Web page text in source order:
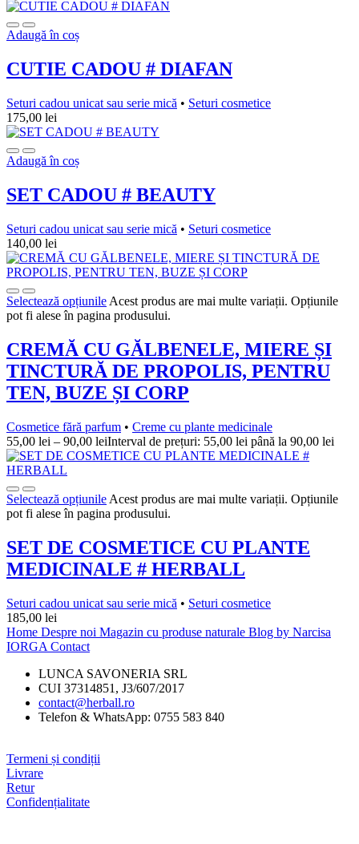
Adaugă în coș
CUTIE CADOU # DIAFAN
Seturi cadou unicat sau serie mică • Seturi cosmetice
175,00 lei
Adaugă în coș
SET CADOU # BEAUTY
Seturi cadou unicat sau serie mică • Seturi cosmetice
140,00 lei
Selectează opțiunile Acest produs are mai multe variații. Opțiunile
pot fi alese în pagina produsului.
CREMĂ CU GĂLBENELE, MIERE ȘI
TINCTURĂ DE PROPOLIS, PENTRU
TEN, BUZE ȘI CORP
Cosmetice fără parfum • Creme cu plante medicinale
55,00 lei – 90,00 leiInterval de prețuri: 55,00 lei până la 90,00 lei
Selectează opțiunile Acest produs are mai multe variații. Opțiunile
pot fi alese în pagina produsului.
SET DE COSMETICE CU PLANTE
MEDICINALE # HERBALL
Seturi cadou unicat sau serie mică • Seturi cosmetice
185,00 lei
Home Despre noi Magazin cu produse naturale Blog by Narcisa
IORGA Contact
LUNCA SAVONERIA SRL
CUI 37314851, J3/607/2017
contact@herball.ro
Telefon & WhatsApp: 0755 583 840
Termeni și condiții
Livrare
Retur
Confidențialitate